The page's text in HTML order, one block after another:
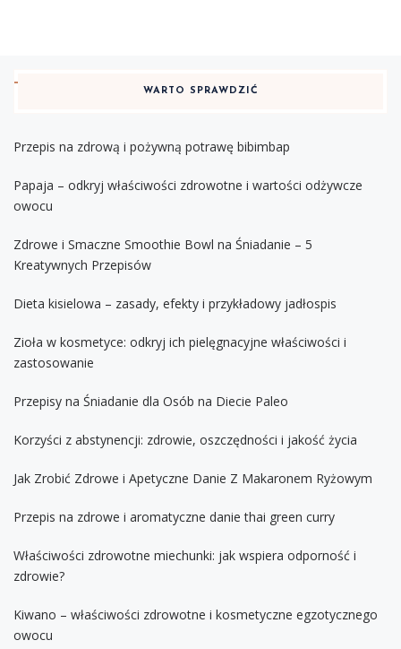
WARTO SPRAWDZIĆ
Przepis na zdrową i pożywną potrawę bibimbap
Papaja – odkryj właściwości zdrowotne i wartości odżywcze
owocu
Zdrowe i Smaczne Smoothie Bowl na Śniadanie – 5
Kreatywnych Przepisów
Dieta kisielowa – zasady, efekty i przykładowy jadłospis
Zioła w kosmetyce: odkryj ich pielęgnacyjne właściwości i
zastosowanie
Przepisy na Śniadanie dla Osób na Diecie Paleo
Korzyści z abstynencji: zdrowie, oszczędności i jakość życia
Jak Zrobić Zdrowe i Apetyczne Danie Z Makaronem Ryżowym
Przepis na zdrowe i aromatyczne danie thai green curry
Właściwości zdrowotne miechunki: jak wspiera odporność i
zdrowie?
Kiwano – właściwości zdrowotne i kosmetyczne egzotycznego
owocu